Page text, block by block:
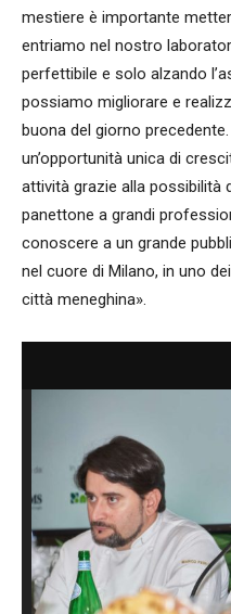
mestiere è importante
entriamo nel nostro
perfettibile e solo alzando
possiamo migliorare e
buona del giorno
un’opportunità unica di
attività grazie alla possibilità
panettone a grandi
conoscere a un grande
nel cuore di Milano, in uno
città meneghina».